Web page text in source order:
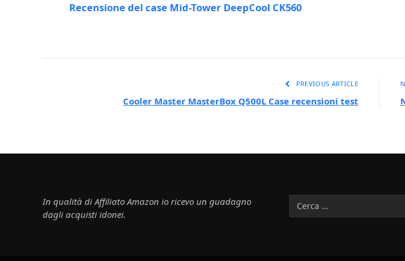
Recensione del case Mid-Tower DeepCool CK560
PREVIOUS ARTICLE
Cooler Master MasterBox Q500L Case recensioni test
In qualità di Affiliato Amazon io ricevo un guadagno
dagli acquisti idonei.